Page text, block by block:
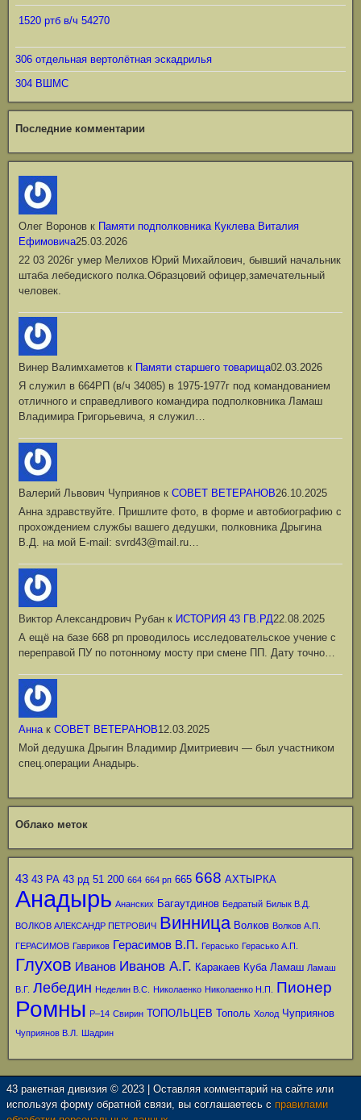
1520 ртб в/ч 54270
306 отдельная вертолётная эскадрилья
304 ВШМС
Последние комментарии
Олег Воронов к Памяти подполковника Куклева Виталия
Ефимовича25.03.2026
22 03 2026г умер Мелихов Юрий Михайлович, бывший начальник
штаба лебедиского полка.Образцовий офицер,замечательный
человек.
Винер Валимхаметов к Памяти старшего товарища02.03.2026
Я служил в 664РП (в/ч 34085) в 1975-1977г под командованием
отличного и справедливого командира подполковника Ламаш
Владимира Григорьевича, я служил…
Валерий Львович Чуприянов к СОВЕТ ВЕТЕРАНОВ26.10.2025
Анна здравствуйте. Пришлите фото, в форме и автобиографию с
прохождением службы вашего дедушки, полковника Дрыгина
В.Д. на мой Е-mail: svrd43@mail.ru…
Виктор Александрович Рубан к ИСТОРИЯ 43 ГВ.РД22.08.2025
А ещё на базе 668 рп проводилось исследовательское учение с
переправой ПУ по потонному мосту при смене ПП. Дату точно…
Аннак СОВЕТ ВЕТЕРАНОВ12.03.2025
Мой дедушка Дрыгин Владимир Дмитриевич — был участником
спец.операции Анадырь.
Облако меток
43 43 РА 43 рд 51 200 664 664 рп 665 668 АХТЫРКА
Анадырь Ананских Багаутдинов Бедратый Билык В.Д.
ВОЛКОВ АЛЕКСАНДР ПЕТРОВИЧ Винница Волков Волков А.П.
ГЕРАСИМОВ Гавриков Герасимов В.П. Герасько Герасько А.П.
Глухов Иванов Иванов А.Г. Каракаев Куба Ламаш Ламаш
В.Г. Лебедин Неделин В.С. Николаенко Николаенко Н.П. Пионер
Ромны Р–14 Свирин ТОПОЛЬЦЕВ Тополь Холод Чуприянов
Чуприянов В.Л. Шадрин
43 ракетная дивизия © 2023 | Оставляя комментарий на сайте или
используя форму обратной связи, вы соглашаетесь с правилами